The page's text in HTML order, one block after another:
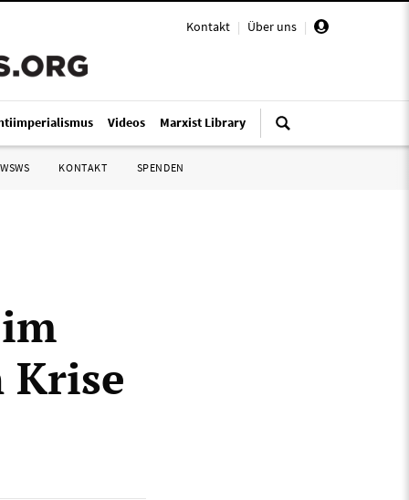
Kontakt | Über uns |
Videos Marxist Library
KONTAKT SPENDEN
Krise